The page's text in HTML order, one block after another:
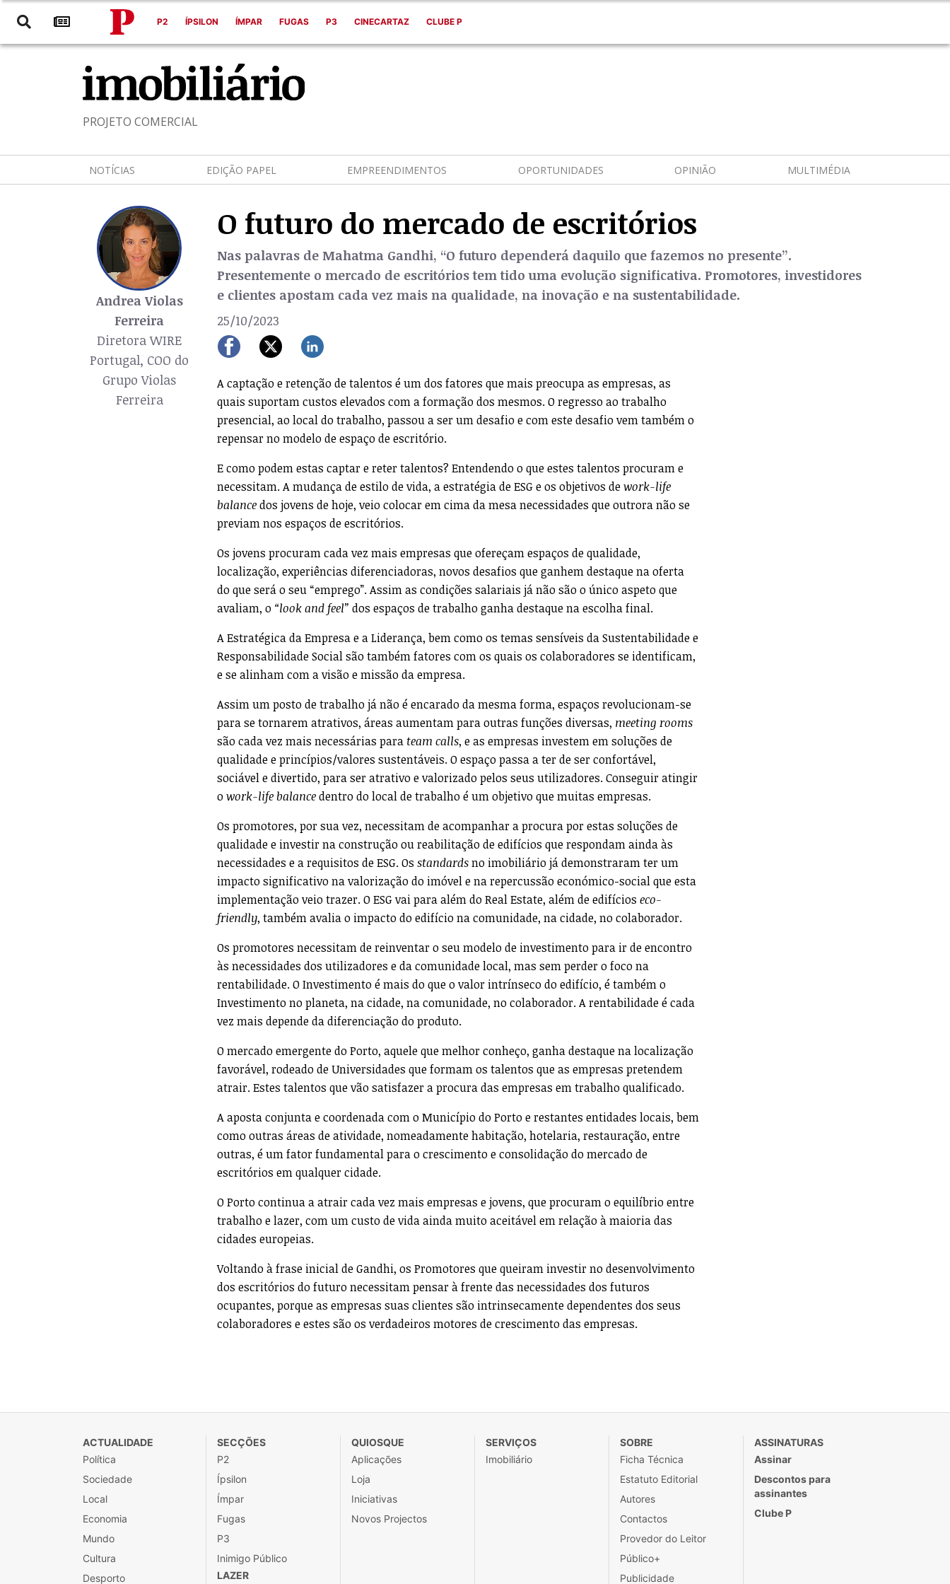
P2 ÍPSILON ÍMPAR FUGAS P3 CINECARTAZ CLUBE P
PROJETO COMERCIAL
NOTÍCIAS EDIÇÃO PAPEL EMPREENDIMENTOS OPORTUNIDADES OPINIÃO MULTIMÉDIA
Andrea Violas
Ferreira
Diretora WIRE
Portugal, COO do
Grupo Violas
Ferreira
O futuro do mercado de escritórios
Nas palavras de Mahatma Gandhi, “O futuro dependerá daquilo que fazemos no presente”.
Presentemente o mercado de escritórios tem tido uma evolução significativa. Promotores, investidores
e clientes apostam cada vez mais na qualidade, na inovação e na sustentabilidade.
25/10/2023
A captação e retenção de talentos é um dos fatores que mais preocupa as empresas, as
quais suportam custos elevados com a formação dos mesmos. O regresso ao trabalho
presencial, ao local do trabalho, passou a ser um desafio e com este desafio vem também o
repensar no modelo de espaço de escritório.
E como podem estas captar e reter talentos? Entendendo o que estes talentos procuram e
necessitam. A mudança de estilo de vida, a estratégia de ESG e os objetivos dework-life
balancedos jovens de hoje, veio colocar em cima da mesa necessidades que outrora não se
previam nos espaços de escritórios.
Os jovens procuram cada vez mais empresas que ofereçam espaços de qualidade,
localização, experiências diferenciadoras, novos desafios que ganhem destaque na oferta
do que será o seu “emprego”. Assim as condições salariais já não são o único aspeto que
avaliam, o “look andfeel” dos espaços de trabalho ganha destaque na escolha final.
A Estratégica da Empresa e a Liderança, bem como os temas sensíveis da Sustentabilidade e
Responsabilidade Social são também fatores com os quais os colaboradores se identificam,
e se alinham com a visão e missão da empresa.
Assim um posto de trabalho já não é encarado da mesma forma, espaços revolucionam-se
para se tornarem atrativos, áreas aumentam para outras funções diversas, meeting rooms
são cada vez mais necessárias parateam calls, e as empresas investem em soluções de
qualidade e princípios/valores sustentáveis. O espaço passa a ter de ser confortável,
sociável e divertido, para ser atrativo e valorizado pelos seus utilizadores. Conseguir atingir
owork-life balancedentro do local de trabalho é um objetivo que muitas empresas.
Os promotores, por sua vez, necessitam de acompanhar a procura por estas soluções de
qualidade e investir na construção ou reabilitação de edifícios que respondam ainda às
necessidades e a requisitos de ESG. Os standardsno imobiliário já demonstraram ter um
impacto significativo na valorização do imóvel e na repercussão económico-social que esta
implementação veio trazer. O ESG vai para além do Real Estate, além de edifícios eco-
friendly, também avalia o impacto do edifício na comunidade, na cidade, no colaborador.
Os promotores necessitam de reinventar o seu modelo de investimento para ir de encontro
às necessidades dos utilizadores e da comunidade local, mas sem perder o foco na
rentabilidade. O Investimento é mais do que o valor intrínseco do edifício, é também o
Investimento no planeta, na cidade, na comunidade, no colaborador. A rentabilidade é cada
vez mais depende da diferenciação do produto.
O mercado emergente do Porto, aquele que melhor conheço, ganha destaque na localização
favorável, rodeado de Universidades que formam os talentos que as empresas pretendem
atrair. Estes talentos que vão satisfazer a procura das empresas em trabalho qualificado.
A aposta conjunta e coordenada com o Município do Porto e restantes entidades locais, bem
como outras áreas de atividade, nomeadamente habitação, hotelaria, restauração, entre
outras, é um fator fundamental para o crescimento e consolidação do mercado de
escritórios em qualquer cidade.
O Porto continua a atrair cada vez mais empresas e jovens, que procuram o equilíbrio entre
trabalho e lazer, com um custo de vida ainda muito aceitável em relação à maioria das
cidades europeias.
Voltando à frase inicial de Gandhi, os Promotores que queiram investir no desenvolvimento
dos escritórios do futuro necessitam pensar à frente das necessidades dos futuros
ocupantes, porque as empresas suas clientes são intrinsecamente dependentes dos seus
colaboradores e estes são os verdadeiros motores de crescimento das empresas.
ACTUALIDADE
Política
Sociedade
Local
Economia
Mundo
Cultura
Desporto
SECÇÕES
P2
Ípsilon
Ímpar
Fugas
P3
Inimigo Público
LAZER
QUIOSQUE
Aplicações
Loja
Iniciativas
Novos Projectos
SERVIÇOS
Imobiliário
SOBRE
Ficha Técnica
Estatuto Editorial
Autores
Contactos
Provedor do Leitor
Público+
Publicidade
ASSINATURAS
Assinar
Descontos para
assinantes
Clube P